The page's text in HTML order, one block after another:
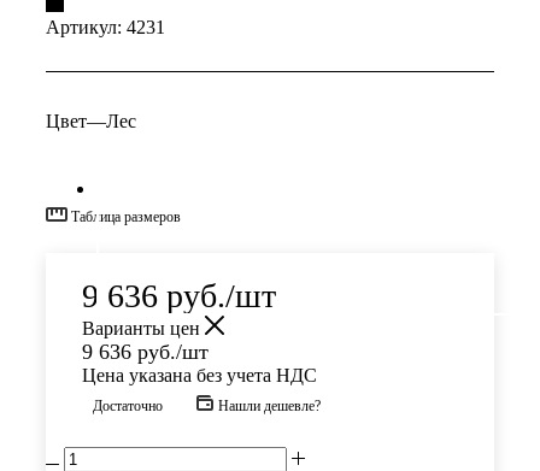
Артикул: 4231
Цвет—Лес
Таблица размеров
9 636 руб./шт
Варианты цен
9 636 руб./шт
Цена указана без учета НДС
Достаточно Нашли дешевле?